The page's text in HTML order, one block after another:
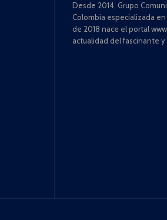
Desde 2014, Grupo
Colombia especializada
de 2018 nace el portal
actualidad del fascinante